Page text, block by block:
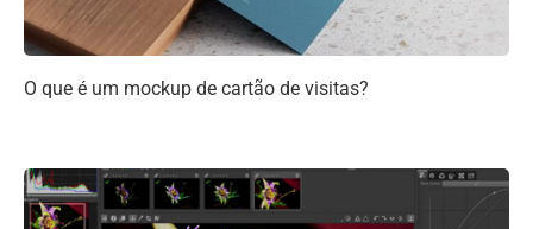
O que é um mockup de cartão de visitas?